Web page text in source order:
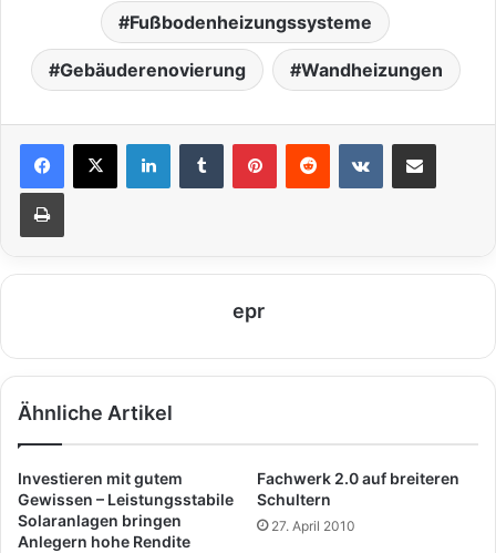
Fußbodenheizungssysteme
Gebäuderenovierung Wandheizungen
epr
Ähnliche Artikel
Investieren mit gutem
Gewissen – Leistungsstabile
Solaranlagen bringen
Anlegern hohe Rendite
Fachwerk 2.0 auf breiteren
Schultern
27. April 2010